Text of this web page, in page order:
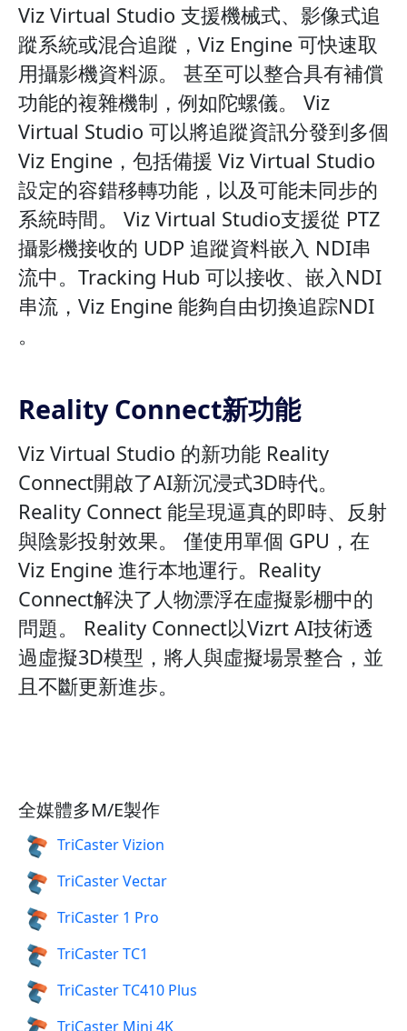
Viz Virtual Studio 支援機械式、影像式追
蹤系統或混合追蹤，Viz Engine 可快速取
用攝影機資料源。 甚至可以整合具有補償
功能的複雜機制，例如陀螺儀。 Viz
Virtual Studio 可以將追蹤資訊分發到多個
Viz Engine，包括備援 Viz Virtual Studio
設定的容錯移轉功能，以及可能未同步的
系統時間。 Viz Virtual Studio支援從 PTZ
攝影機接收的 UDP 追蹤資料嵌入 NDI串
流中。Tracking Hub 可以接收、嵌入NDI
串流，Viz Engine 能夠自由切換追踪NDI
。
Reality Connect新功能
Viz Virtual Studio 的新功能 Reality
Connect開啟了AI新沉浸式3D時代。
Reality Connect 能呈現逼真的即時、反射
與陰影投射效果。 僅使用單個 GPU，在
Viz Engine 進行本地運行。Reality
Connect解決了人物漂浮在虛擬影棚中的
問題。 Reality Connect以Vizrt AI技術透
過虛擬3D模型，將人與虛擬場景整合，並
且不斷更新進歩。
全媒體多M/E製作
TriCaster Vizion
TriCaster Vectar
TriCaster 1 Pro
TriCaster TC1
TriCaster TC410 Plus
TriCaster Mini 4K